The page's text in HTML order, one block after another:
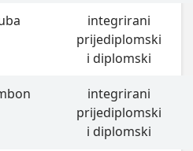
integrirani
prijediplomski
i diplomski
integrirani
prijediplomski
i diplomski